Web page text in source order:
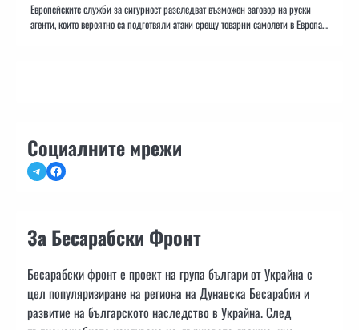
Европейските служби за сигурност разследват възможен заговор на руски
агенти, които вероятно са подготвяли атаки срещу товарни самолети в Европа…
Социалните мрежи
TelegramFacebook
За Бесарабски Фронт
Бесарабски фронт е проект на група българи от Украйна с
цел популяризиране на региона на Дунавска Бесарабия и
развитие на българското наследство в Украйна. След